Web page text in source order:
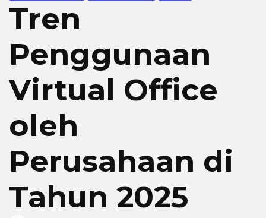
Tren
Penggunaan
Virtual Office
oleh
Perusahaan di
Tahun 2025